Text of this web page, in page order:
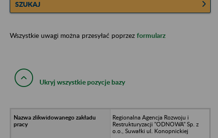
SZUKAJ
Wszystkie uwagi można przesyłać poprzez formularz
Ukryj wszystkie pozycje bazy
Regionalna Agencja Rozwoju i
Restrukturyzacji "ODNOWA" Sp. z
o.o., Suwałki ul. Konopnickiej